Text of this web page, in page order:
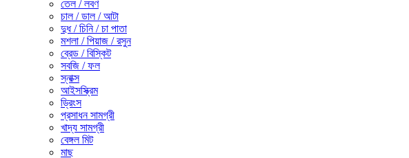
তেল / লবণ
চাল / ডাল / আটা
দুধ / চিনি / চা পাতা
মশলা / পিয়াজ / রসুন
ব্রেড / বিস্কিট
সবজি / ফল
স্নাক্স
আইসস্ক্রিম
ড্রিংস
প্রসাধন সামগ্রী
খাদ্য সামগ্রী
বেঙ্গল মিট
মাছ